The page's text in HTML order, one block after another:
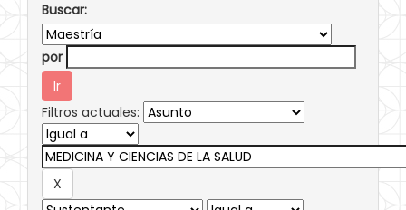
Buscar:
por
Filtros actuales: